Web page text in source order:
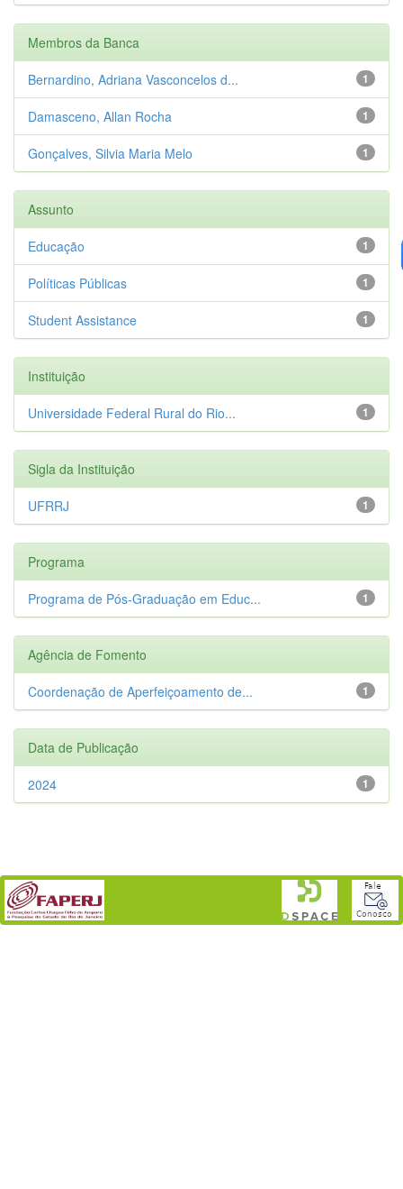
Membros da Banca
1
Bernardino, Adriana Vasconcelos d...
1
Damasceno, Allan Rocha
1
Gonçalves, Silvia Maria Melo
Assunto
1
Educação
1
Políticas Públicas
1
Student Assistance
Instituição
1
Universidade Federal Rural do Rio...
Sigla da Instituição
1
UFRRJ
Programa
1
Programa de Pós-Graduação em Educ...
Agência de Fomento
1
Coordenação de Aperfeiçoamento de...
Data de Publicação
1
2024